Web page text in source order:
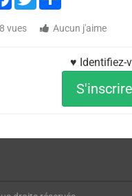
vues Aucun j'aime
♥ Identifiez-
S'inscrire